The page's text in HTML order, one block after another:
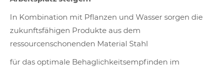
In Kombination mit Pflanzen und Wasser sorgen die
zukunftsfähigen Produkte aus dem
ressourcenschonenden Material Stahl
für das optimale Behaglichkeitsempfinden im